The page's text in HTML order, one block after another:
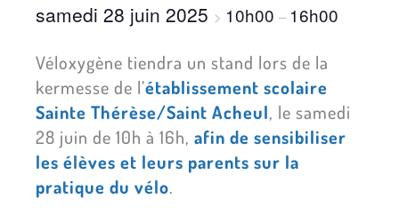
samedi 28 juin 2025 > 10h00 – 16h00
Véloxygène tiendra un stand lors de la
kermesse de l’établissement scolaire
Sainte Thérèse/Saint Acheul, le samedi
28 juin de 10h à 16h, afin de sensibiliser
les élèves et leurs parents sur la
pratique du vélo.